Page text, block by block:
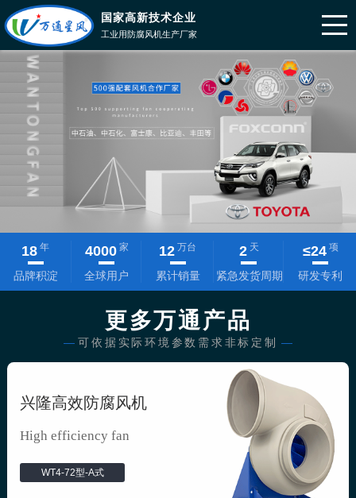
国家高新技术企业
工业用防腐风机生产厂家
18 年
品牌积淀
4000家
全球用户
12 万台
累计销量
2 天
紧急发货周期
≤24 项
研发专利
更多万通产品
— 可依据实际环境参数需求非标定制 —
兴隆高效防腐风机
High efficiency fan
WT4-72型-A式